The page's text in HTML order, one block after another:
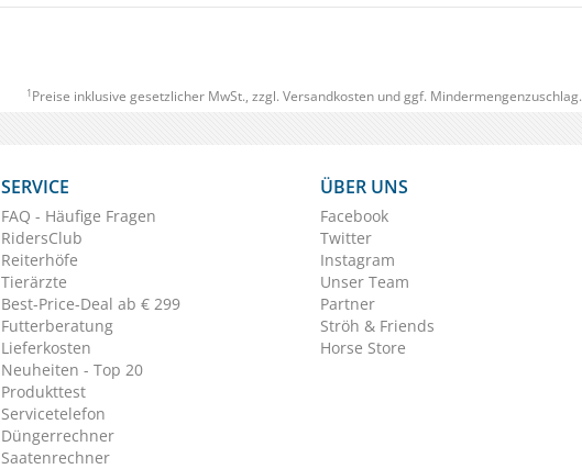
1 Preise inklusive gesetzlicher MwSt., zzgl. Versandkostenund ggf. Mindermengenzuschlag.
SERVICE
FAQ - Häufige Fragen
RidersClub
Reiterhöfe
Tierärzte
Best-Price-Deal ab € 299
Futterberatung
Lieferkosten
Neuheiten - Top 20
Produkttest
Servicetelefon
Düngerrechner
Saatenrechner
ÜBER UNS
Facebook
Twitter
Instagram
Unser Team
Partner
Ströh & Friends
Horse Store